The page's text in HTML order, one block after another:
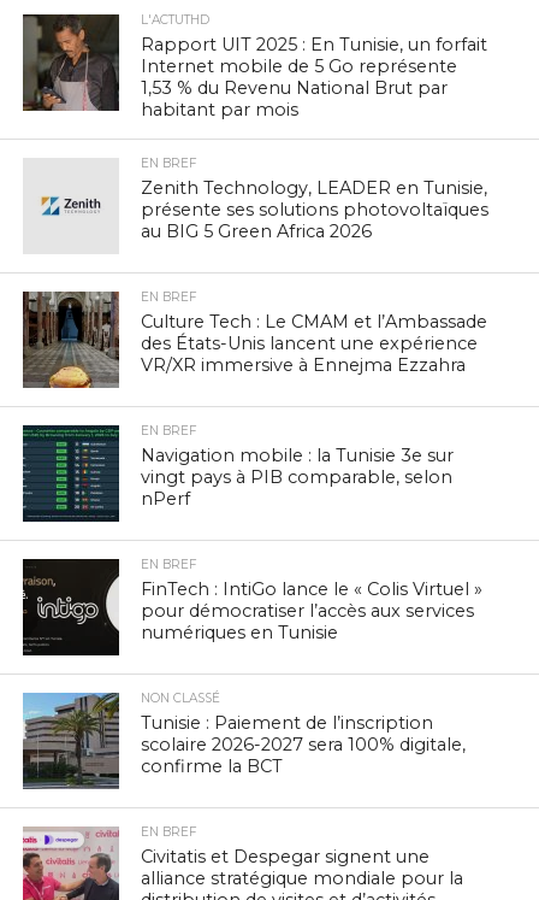
L'ACTUTHD
Rapport UIT 2025 : En Tunisie, un forfait
Internet mobile de 5 Go représente
1,53 % du Revenu National Brut par
habitant par mois
EN BREF
Zenith Technology, LEADER en Tunisie,
présente ses solutions photovoltaïques
au BIG 5 Green Africa 2026
EN BREF
Culture Tech : Le CMAM et l’Ambassade
des États-Unis lancent une expérience
VR/XR immersive à Ennejma Ezzahra
EN BREF
Navigation mobile : la Tunisie 3e sur
vingt pays à PIB comparable, selon
nPerf
EN BREF
FinTech : IntiGo lance le « Colis Virtuel »
pour démocratiser l’accès aux services
numériques en Tunisie
NON CLASSÉ
Tunisie : Paiement de l’inscription
scolaire 2026-2027 sera 100% digitale,
confirme la BCT
EN BREF
Civitatis et Despegar signent une
alliance stratégique mondiale pour la